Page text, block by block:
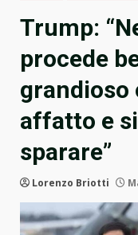
Trump:
procede
grandioso
affatto e
sparare”
Lorenzo Briotti